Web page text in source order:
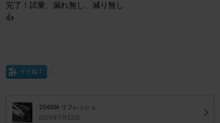
完了！試乗、漏れ無し、減り無し
👍
イイね！
25400k リフレッシュ
2026年7月22日